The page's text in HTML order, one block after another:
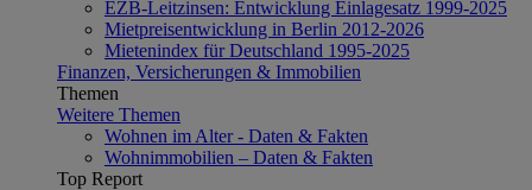
EZB-Leitzinsen: Entwicklung Einlagesatz 1999-2025
Mietpreisentwicklung in Berlin 2012-2026
Mietenindex für Deutschland 1995-2025
Finanzen, Versicherungen & Immobilien
Themen
Weitere Themen
Wohnen im Alter - Daten & Fakten
Wohnimmobilien – Daten & Fakten
Top Report